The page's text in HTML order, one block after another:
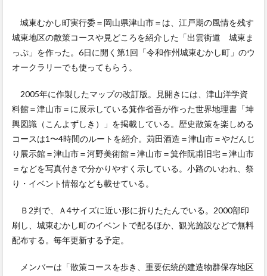
城東むかし町実行委＝岡山県津山市＝は、江戸期の風情を残す
城東地区の散策コースや見どころを紹介した「出雲街道 城東ま
っぷ」を作った。6日に開く第1回「令和作州城東むかし町」のウ
オークラリーでも使ってもらう。
2005年に作製したマップの改訂版。見開きには、津山洋学資
料館＝津山市＝に展示している箕作省吾が作った世界地理書「坤
輿図識（こんよずしき）」を掲載している。歴史散策を楽しめる
コースは1〜4時間のルートを紹介。苅田酒造＝津山市＝やだんじ
り展示館＝津山市＝河野美術館＝津山市＝箕作阮甫旧宅＝津山市
＝などを写真付きで分かりやすく示している。小路のいわれ、祭
り・イベント情報なども載せている。
Ｂ2判で、Ａ4サイズに近い形に折りたたんでいる。2000部印
刷し、城東むかし町のイベントで配るほか、観光施設などで無料
配布する。毎年更新する予定。
メンバーは「散策コースを歩き、重要伝統的建造物群保存地区